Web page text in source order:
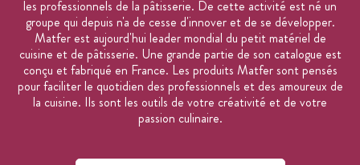
les professionnels de la pâtisserie. De cette activité est né un
groupe qui depuis n'a de cesse d'innover et de se développer.
Matfer est aujourd'hui leader mondial du petit matériel de
cuisine et de pâtisserie. Une grande partie de son catalogue est
conçu et fabriqué en France. Les produits Matfer sont pensés
pour faciliter le quotidien des professionnels et des amoureux de
la cuisine. Ils sont les outils de votre créativité et de votre
passion culinaire.